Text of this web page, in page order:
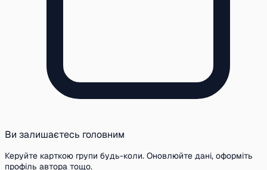
Ви залишаєтесь головним
Керуйте карткою групи будь-коли. Оновлюйте дані, оформіть
профіль автора тощо.